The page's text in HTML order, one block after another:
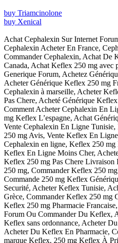
buy Triamcinolone
buy Xenical
Achat Cephalexin Sur Internet
Cephalexin Acheter En France,
Commander Cephalexin, Achat De
Canada, Achat Keflex 250 mg avec
Generique Forum, Achetez
Acheter Générique Keflex 250 mg
Cephalexin à marseille, Acheter
Pas Chere, Acheté Générique
Comment Acheter Cephalexin En
mg Keflex L’espagne, Achat
Vente Cephalexin En Ligne
250 mg Avis, Vente Keflex En
Cephalexin en ligne, Keflex 250 mg
Keflex En Ligne Moins Cher,
Keflex 250 mg Pas Chere
250 mg, Commander Keflex 250
Commande 250 mg Keflex
Securité, Acheter Keflex Tunisie,
Grèce, Commander Keflex 250 mg
Keflex 250 mg Pharmacie
Forum Ou Commander Du Keflex,
Keflex sans ordonnance, Acheter
Acheter Du Keflex En Pharmacie,
marque Keflex, 250 mg Keflex À